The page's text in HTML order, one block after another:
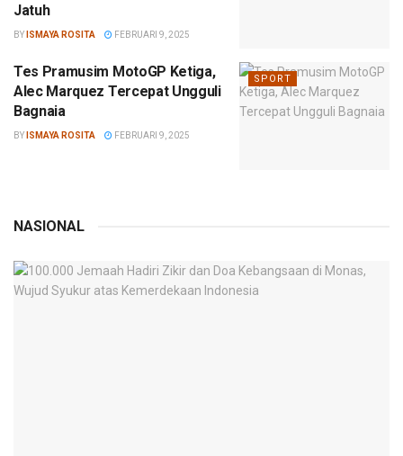
Jatuh
BY ISMAYA ROSITA FEBRUARI 9, 2025
SPORT
Tes Pramusim MotoGP Ketiga,
Alec Marquez Tercepat Ungguli
Bagnaia
BY ISMAYA ROSITA FEBRUARI 9, 2025
NASIONAL